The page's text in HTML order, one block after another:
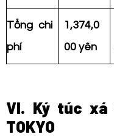
Tổng chi
phí
1,374,0
00 yên
VI. Ký túc xá
TOKYO